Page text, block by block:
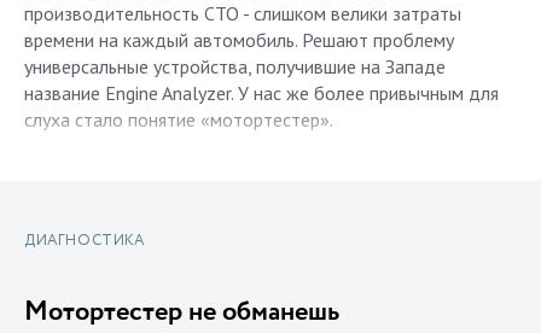
производительность СТО - слишком велики затраты
времени на каждый автомобиль. Решают проблему
универсальные устройства, получившие на Западе
название Engine Analyzer. У нас же более привычным для
слуха стало понятие «мотортестер».
ДИАГНОСТИКА
Мотортестер не обманешь